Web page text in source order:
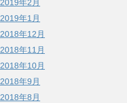
2019年2月
2019年1月
2018年12月
2018年11月
2018年10月
2018年9月
2018年8月